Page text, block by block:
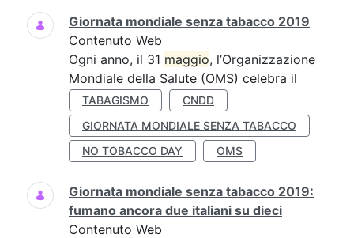
Giornata mondiale senza tabacco 2019
Contenuto Web
Ogni anno, il 31 maggio, l’Organizzazione
Mondiale della Salute (OMS) celebra il
TABAGISMO
CNDD
GIORNATA MONDIALE SENZA TABACCO
NO TOBACCO DAY
OMS
Giornata mondiale senza tabacco 2019:
fumano ancora due italiani su dieci
Contenuto Web